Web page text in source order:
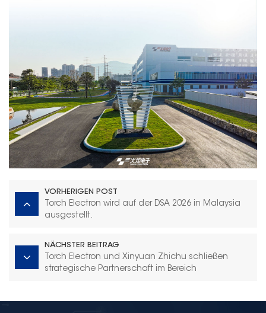
VORHERIGEN POST
Torch Electron wird auf der DSA 2026 in Malaysia
ausgestellt.
NÄCHSTER BEITRAG
Torch Electron und Xinyuan Zhichu schließen
strategische Partnerschaft im Bereich